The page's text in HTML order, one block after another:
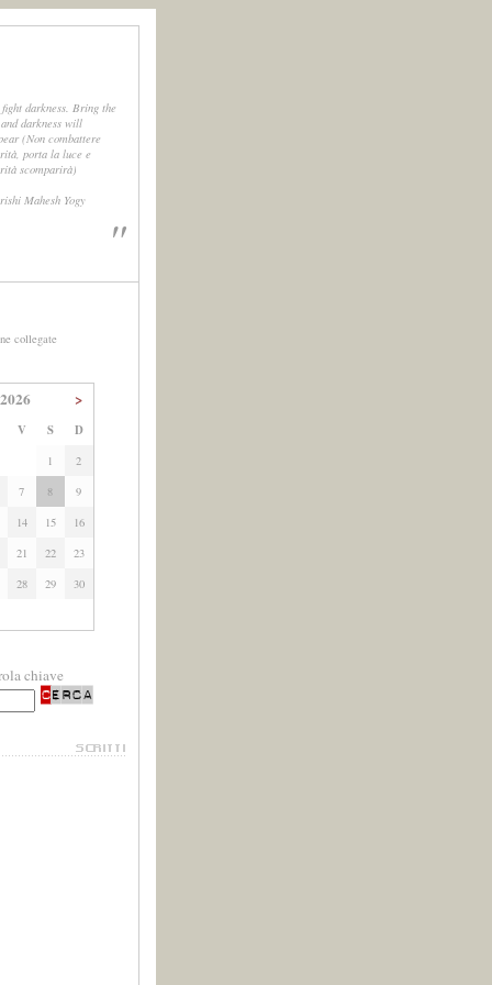
darkness. Bring the
darkness will
(Non combattere
porta la luce e
scomparirà)
Mahesh Yogy
"
collegate
>
V S D
1
2
7 8
9
14 15
16
21 22
23
28 29
30
chiave